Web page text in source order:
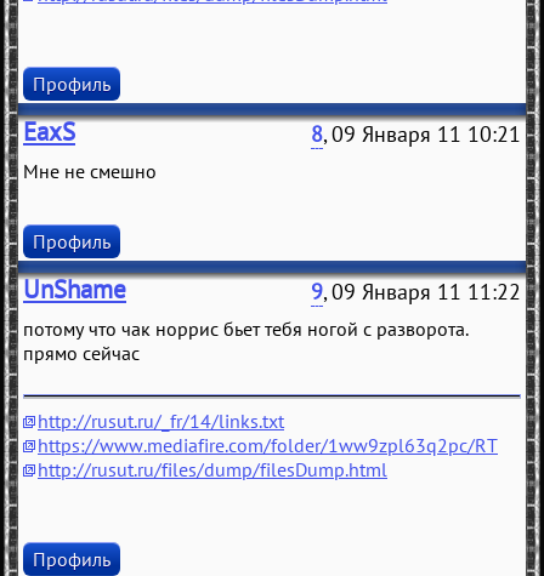
Профиль
EaxS 8, 09 Января 11 10:21
Мне не смешно
Профиль
UnShame 9, 09 Января 11 11:22
потому что чак норрис бьет тебя ногой с разворота.
прямо сейчас
http://rusut.ru/_fr/14/links.txt
https://www.mediafire.com/folder/1ww9zpl63q2pc/RT
http://rusut.ru/files/dump/filesDump.html
Профиль